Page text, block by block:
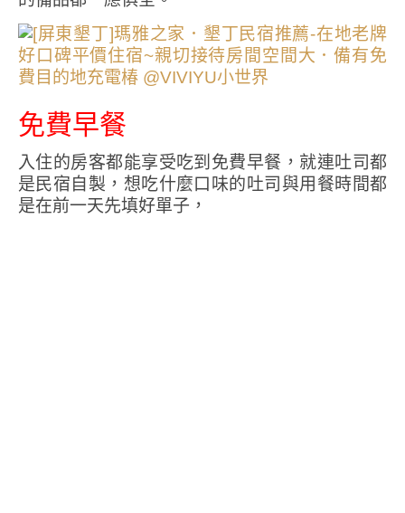
免費早餐
入住的房客都能享受吃到免費早餐，就連吐司都
是民宿自製，想吃什麼口味的吐司與用餐時間都
是在前一天先填好單子，